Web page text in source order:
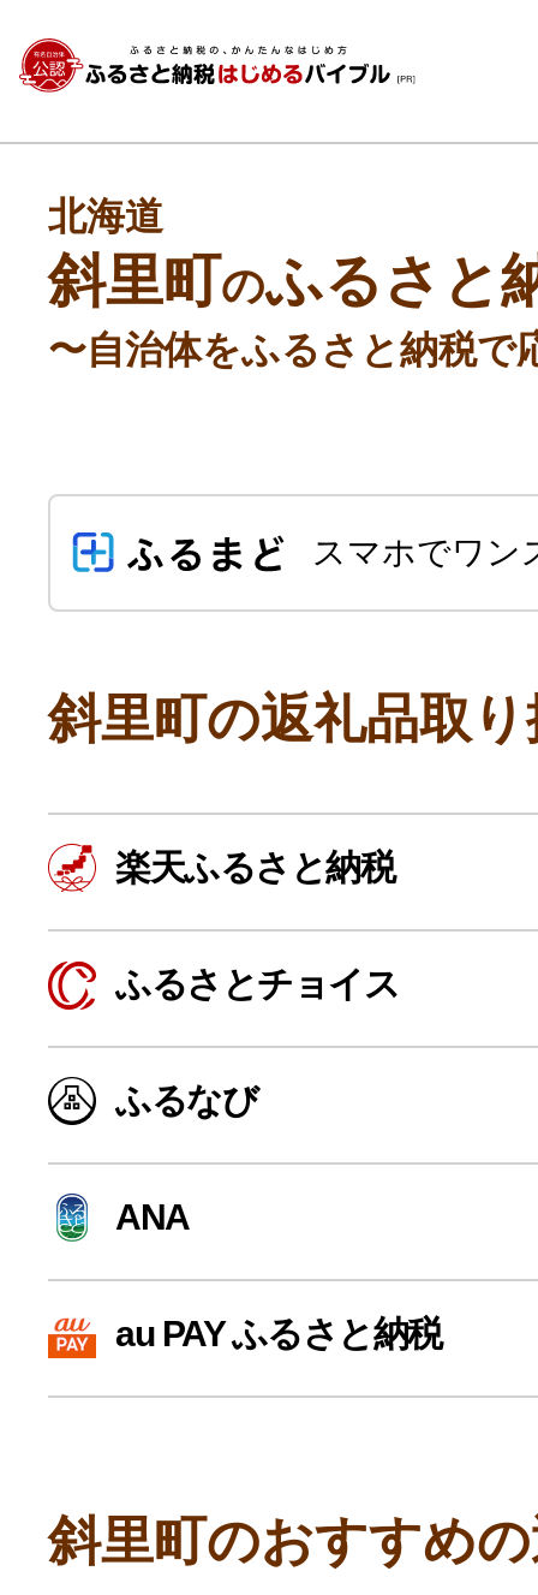
よく見られている返礼品
ふるさと納税徹底比較
寄付上限額シミュレーション
給与所得者版
副業・パラレルワーカー
北海道
斜里町のふるさと
〜自治体をふるさと納税で
スマホでワン
斜里町の返礼品取
楽天ふるさと納税
ふるさとチョイス
ふるなび
ANA
au PAY ふるさと納税
斜里町のおすすめ